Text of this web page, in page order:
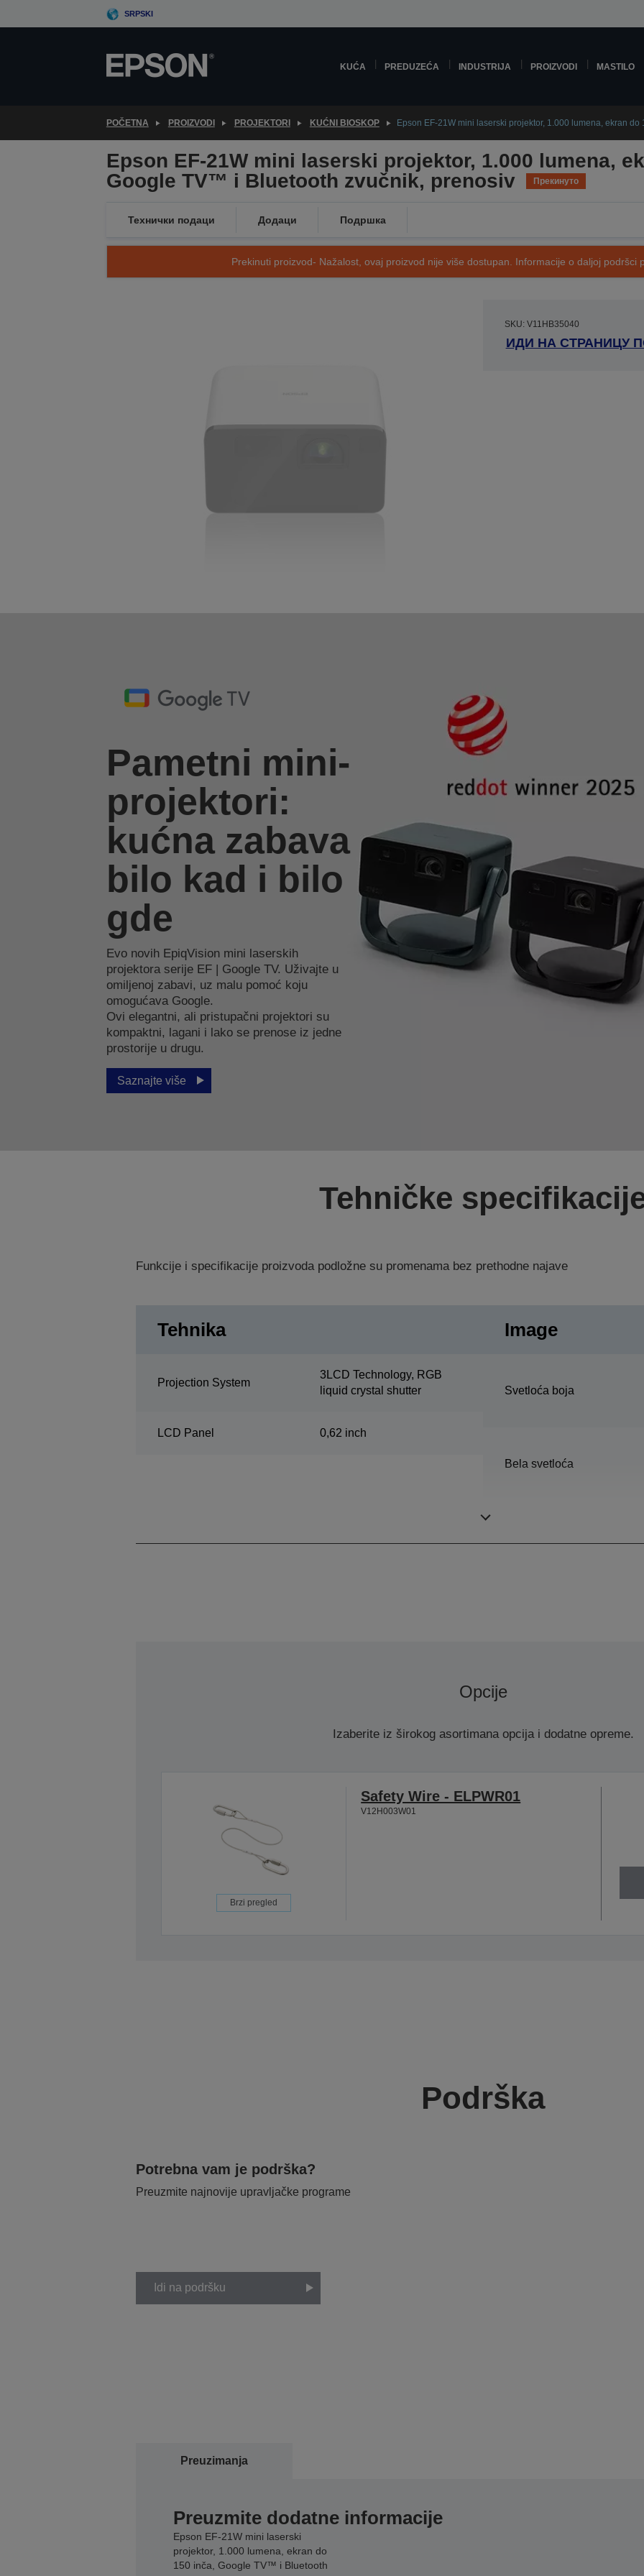
to
SRPSKI
KUĆA PREDUZEĆA INDUSTRIJA PROIZVODI MASTILO
POČETNA PROIZVODI PROJEKTORI KUĆNI BIOSKOP Epson EF-21W mini laserski projektor, 1.000 lumena, ekran
Epson EF-21W mini laserski projektor, 1.000 lumena,
Google TV™ i Bluetooth zvučnik, prenosiv
Прекинуто
Технички подаци Додаци Подршка
Prekinuti proizvod- Nažalost, ovaj proizvod nije više dostupan. Informacije o daljoj podršci
SKU: V11HB35040
ИДИ НА СТРАНИЦУ
Pametni mini-
projektori:
kućna zabava
bilo kad i bilo
gde
Evo novih EpiqVision mini laserskih
projektora serije EF | Google TV. Uživajte u
omiljenoj zabavi, uz malu pomoć koju
omogućava Google.
Ovi elegantni, ali pristupačni projektori su
kompaktni, lagani i lako se prenose iz jedne
prostorije u drugu.
Saznajte više
Tehničke
Funkcije i specifikacije proizvoda podložne su promenama bez prethodne najave
Tehnika
Projection System
3LCD Technology, RGB
liquid crystal shutter
LCD Panel 0,62 inch
Image
Svetloća boja
Bela svetloća
Opcije
Izaberite iz širokog asortimana opcija i dodatne opreme.
Brzi pregled
Safety Wire - ELPWR01
V12H003W01
Podrška
Potrebna vam je podrška?
Preuzmite najnovije upravljačke programe
Idi na podršku
Preuzimanja
Preuzmite dodatne informacije
Epson EF-21W mini laserski
projektor, 1.000 lumena, ekran do
150 inča, Google TV™ i Bluetooth